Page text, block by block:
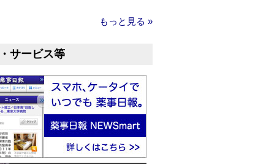
もっと見る »
サービス等